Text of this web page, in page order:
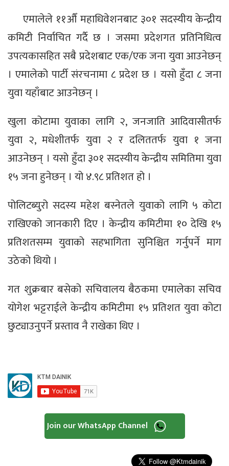
एमालेले ११औँ महाधिवेशनबाट ३०१ सदस्यीय केन्द्रीय
कमिटी निर्वाचित गर्दै छ । जसमा प्रदेशगत प्रतिनिधित्व
उपत्यकासहित सबै प्रदेशबाट एक/एक जना युवा आउनेछन्
। एमालेको पार्टी संरचनामा ८ प्रदेश छ । यसो हुँदा ८ जना
युवा यहाँबाट आउनेछन् ।
खुला कोटामा युवाका लागि २, जनजाति आदिवासीतर्फ
युवा २, मधेशीतर्फ युवा २ र दलिततर्फ युवा १ जना
आउनेछन् । यसो हुँदा ३०१ सदस्यीय केन्द्रीय समितिमा युवा
१५ जना हुनेछन् । यो ४.९८ प्रतिशत हो ।
पोलिटब्युरो सदस्य महेश बस्नेतले युवाको लागि ५ कोटा
राखिएको जानकारी दिए । केन्द्रीय कमिटीमा १० देखि १५
प्रतिशतसम्म युवाको सहभागिता सुनिश्चित गर्नुपर्ने माग
उठेको थियो ।
गत शुक्रबार बसेको सचिवालय बैठकमा एमालेका सचिव
योगेश भट्टराईले केन्द्रीय कमिटीमा १५ प्रतिशत युवा कोटा
छुट्याउनुपर्ने प्रस्ताव नै राखेका थिए ।
Join our WhatsApp Channel